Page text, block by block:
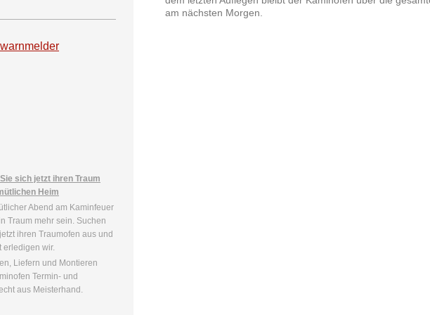
am nächsten Morgen.
sich jetzt ihren Traum
Heim
Abend am Kaminfeuer
Traum mehr sein. Suchen
ihren Traumofen aus und
erledigen wir.
Liefern und Montieren
Termin- und
aus Meisterhand.